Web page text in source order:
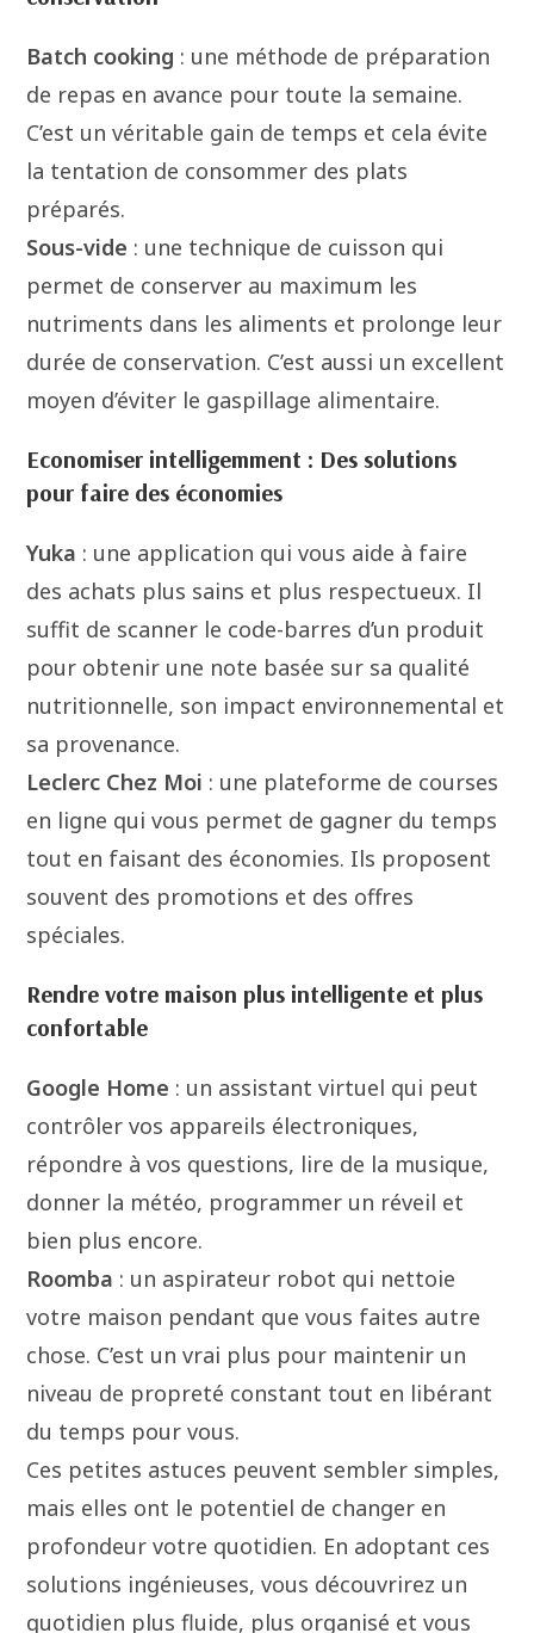
Batch cooking : une méthode de préparation
de repas en avance pour toute la semaine.
C’est un véritable gain de temps et cela évite
la tentation de consommer des plats
préparés.
Sous-vide : une technique de cuisson qui
permet de conserver au maximum les
nutriments dans les aliments et prolonge leur
durée de conservation. C’est aussi un excellent
moyen d’éviter le gaspillage alimentaire.
Economiser intelligemment : Des solutions
pour faire des économies
Yuka : une application qui vous aide à faire
des achats plus sains et plus respectueux. Il
suffit de scanner le code-barres d’un produit
pour obtenir une note basée sur sa qualité
nutritionnelle, son impact environnemental et
sa provenance.
Leclerc Chez Moi : une plateforme de courses
en ligne qui vous permet de gagner du temps
tout en faisant des économies. Ils proposent
souvent des promotions et des offres
spéciales.
Rendre votre maison plus intelligente et plus
confortable
Google Home : un assistant virtuel qui peut
contrôler vos appareils électroniques,
répondre à vos questions, lire de la musique,
donner la météo, programmer un réveil et
bien plus encore.
Roomba : un aspirateur robot qui nettoie
votre maison pendant que vous faites autre
chose. C’est un vrai plus pour maintenir un
niveau de propreté constant tout en libérant
du temps pour vous.
Ces petites astuces peuvent sembler simples,
mais elles ont le potentiel de changer en
profondeur votre quotidien. En adoptant ces
solutions ingénieuses, vous découvrirez un
quotidien plus fluide, plus organisé et vous